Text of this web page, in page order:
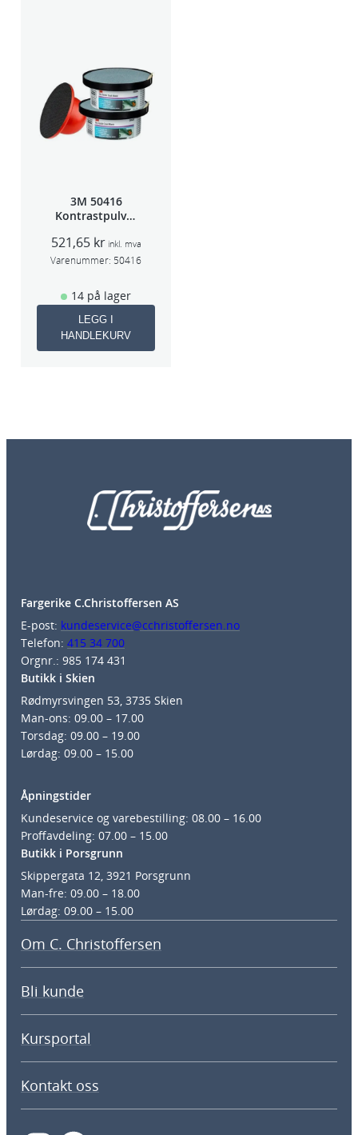
3M 50416
Kontrastpulver
521,65 kr inkl. mva
Varenummer: 50416
14 på lager
LEGG I
HANDLEKURV
Fargerike C.Christoffersen AS
E-post: kundeservice@cchristoffersen.no
Telefon: 415 34 700
Orgnr.: 985 174 431
Butikk i Skien
Rødmyrsvingen 53, 3735 Skien
Man-ons: 09.00 – 17.00
Torsdag: 09.00 – 19.00
Lørdag: 09.00 – 15.00
Åpningstider
Kundeservice og varebestilling: 08.00 – 16.00
Proffavdeling: 07.00 – 15.00
Butikk i Porsgrunn
Skippergata 12, 3921 Porsgrunn
Man-fre: 09.00 – 18.00
Lørdag: 09.00 – 15.00
Om C. Christoffersen
Bli kunde
Kursportal
Kontakt oss